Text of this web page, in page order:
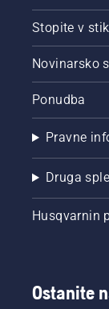
Stopite v
Novinarsko
Ponudba
Pravne
Druga
Husqvarnin
Ostanite